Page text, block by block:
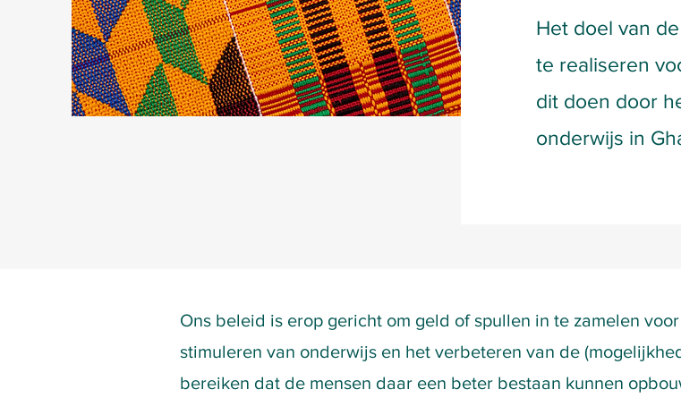
Het doel van
te realiseren
dit doen door
onderwijs in
Ons beleid is erop gericht om geld of spullen in te zamelen
stimuleren van onderwijs en het verbeteren van de
bereiken dat de mensen daar een beter bestaan kunnen